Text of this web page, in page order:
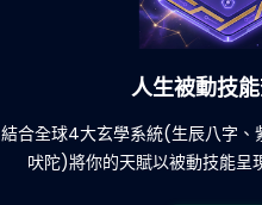
人生被動技
結合全球4大玄學系統(生辰八字、
吠陀)將你的天賦以被動技能呈